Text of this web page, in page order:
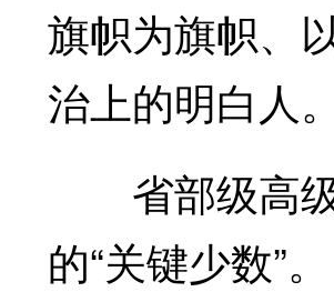
旗帜为旗帜、
治上的明白人
省部级高级
的“关键少数”。